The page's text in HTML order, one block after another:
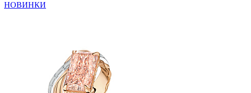
НОВИНКИ